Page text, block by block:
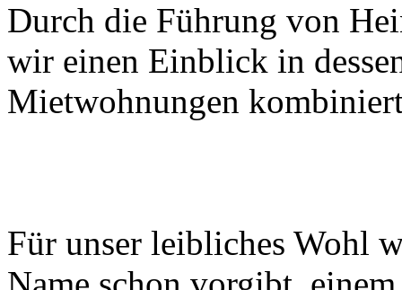
Durch die Führung von
wir einen Einblick in
Mietwohnungen
Für unser leibliches Wohl